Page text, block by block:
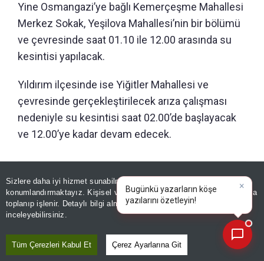
Sizlere daha iyi hizmet sunabilmek adına sitemizde
konumlandırmaktayız. Kişisel verileriniz, KVKK ve GDPR kapsamında
toplanıp işlenir. Detaylı bilgi almak içinAydınlatma Metnimizi
inceleyebilirsiniz.
Tüm Çerezleri Kabul Et Çerez Ayarlarına Git
Yine Osmangazi’ye bağlı Kemerçeşme Mahallesi
Merkez Sokak, Yeşilova Mahallesi’nin bir bölümü
ve çevresinde saat 01.10 ile 12.00 arasında su
kesintisi yapılacak.
Yıldırım ilçesinde ise Yiğitler Mahallesi ve
çevresinde gerçekleştirilecek arıza çalışması
nedeniyle su kesintisi saat 02.00’de başlayacak
ve 12.00’ye kadar devam edecek.
GÜNÜN ÖZETİ
×
Bugünkü yazarların köşe
yazılarını özetleyin!